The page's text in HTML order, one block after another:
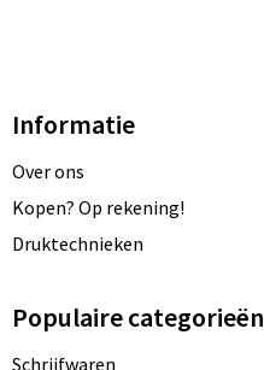
Informatie
Over ons
Kopen? Op rekening!
Druktechnieken
Populaire categorieën
Schrijfwaren